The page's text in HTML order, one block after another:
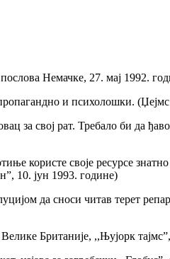
Немачке, 27. мај 1992.
и психолошки.
за свој рат. Требало би да
своје ресурсе
10. јун 1993. године)
да сноси читав терет
Британије, ,,Њујорк